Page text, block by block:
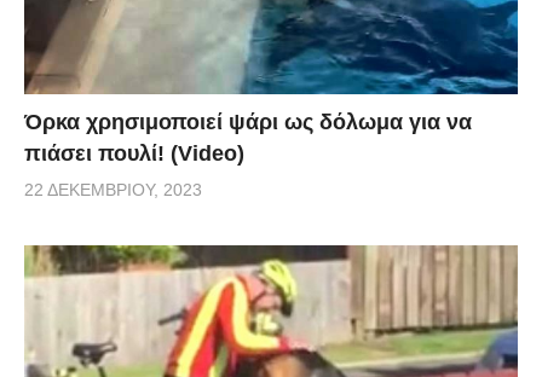
Όρκα χρησιμοποιεί ψάρι ως δόλωμα για να
πιάσει πουλί! (Video)
22 ΔΕΚΕΜΒΡΊΟΥ, 2023